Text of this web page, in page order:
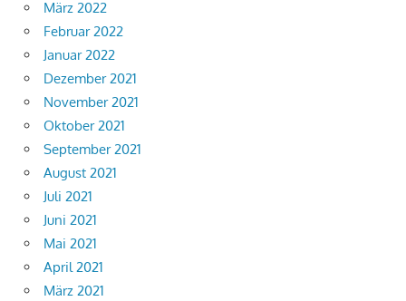
März 2022
Februar 2022
Januar 2022
Dezember 2021
November 2021
Oktober 2021
September 2021
August 2021
Juli 2021
Juni 2021
Mai 2021
April 2021
März 2021